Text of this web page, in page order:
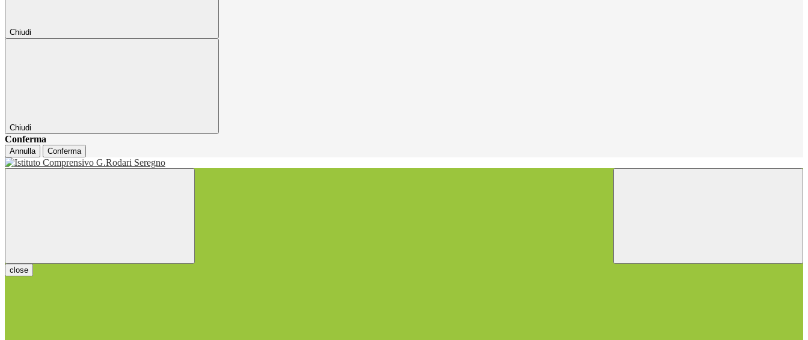
Chiudi
Chiudi
Conferma
Annulla Conferma
close